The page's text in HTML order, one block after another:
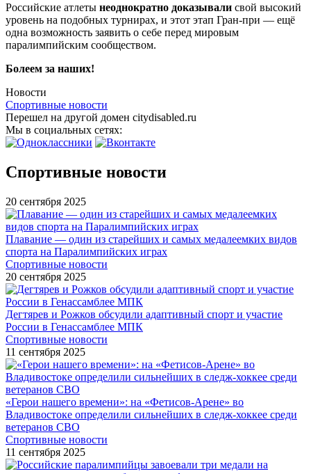
Российские атлеты неоднократно доказывали свой высокий
уровень на подобных турнирах, и этот этап Гран-при — ещё
одна возможность заявить о себе перед мировым
паралимпийским сообществом.
Болеем за наших!
Новости
Спортивные новости
Перешел на другой домен citydisabled.ru
Мы в социальных сетях:
Спортивные новости
20 сентября 2025
Плавание — один из старейших и самых медалеемких видов
спорта на Паралимпийских играх
Спортивные новости
20 сентября 2025
Дегтярев и Рожков обсудили адаптивный спорт и участие
России в Генассамблее МПК
Спортивные новости
11 сентября 2025
«Герои нашего времени»: на «Фетисов-Арене» во
Владивостоке определили сильнейших в следж-хоккее среди
ветеранов СВО
Спортивные новости
11 сентября 2025